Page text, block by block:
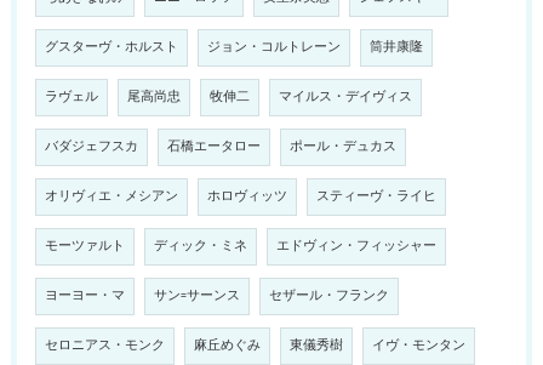
グスターヴ・ホルスト ジョン・コルトレーン 筒井康隆
ラヴェル 尾高尚忠 牧伸二 マイルス・デイヴィス
バダジェフスカ 石橋エータロー ポール・デュカス
オリヴィエ・メシアン ホロヴィッツ スティーヴ・ライヒ
モーツァルト ディック・ミネ エドヴィン・フィッシャー
ヨーヨー・マ サン=サーンス セザール・フランク
セロニアス・モンク 麻丘めぐみ 東儀秀樹 イヴ・モンタン